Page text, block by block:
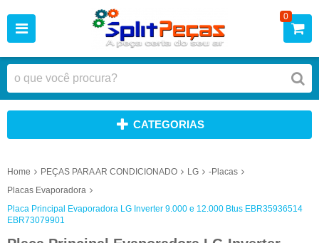
0
CATEGORIAS
Home PEÇAS PARA AR CONDICIONADO LG
-Placas
Placas Evaporadora
Placa Principal Evaporadora LG Inverter 9.000 e 12.000 Btus EBR35936514
EBR73079901